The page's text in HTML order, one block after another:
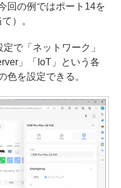
回の例ではポート14を
）。
で「ネットワーク」
」「IoT」という各
色を設定できる。